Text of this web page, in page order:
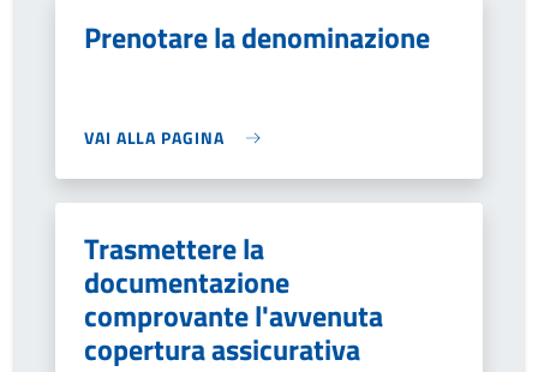
Prenotare la denominazione
VAI ALLA PAGINA
Trasmettere la
documentazione
comprovante l'avvenuta
copertura assicurativa